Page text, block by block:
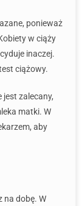
ponieważ
w ciąży
inaczej.
ciążowy.
jest zalecany,
matki. W
aby
na dobę. W